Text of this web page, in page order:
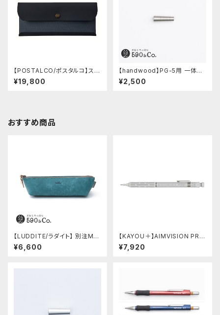
【POSTALCO/ポスタルコ】スナ
ップペンケース (Navy Blue)
¥19,800
【handwood】PG-5用 一体型
ノック部カバー (グルーブ/ステン
レス)
¥2,500
おすすめ商品
【LUDDITE/ラダイト】 別注MAY
Aレザーボートペンケース (ター
キーブルー)
¥6,600
【KAYOU＋】AIMVISION PR
O/エイムビジョンプロ (スノー
ホワイト)
¥7,920